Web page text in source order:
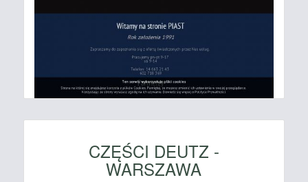
CZĘŚCI DEUTZ -
WARSZAWA